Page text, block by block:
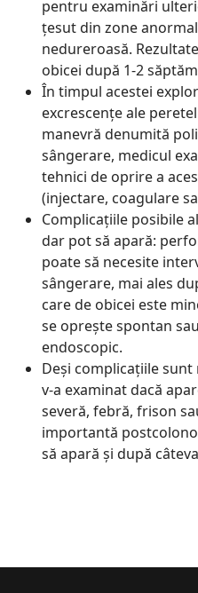
pentru examinări
ţesut din zone
nedureroasă.
obicei după 1-2
În timpul acestei
excrescenţe ale
manevră denumită
sângerare, medicul
tehnici de oprire a
(injectare, coagulare
Complicaţiile posibile
dar pot să apară:
poate să necesite
sângerare, mai ales
care de obicei este
se opreşte spontan
endoscopic.
Deşi complicaţiile
v-a examinat dacă
severă, febră, frison
importantă
să apară şi după